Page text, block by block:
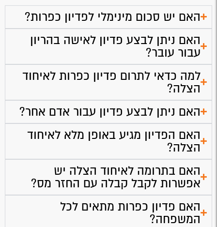
האם יש סכום מינימלי לפדיון כפרות?
האם ניתן לבצע פדיון לאישה בהריון
עבור עובר?
למה כדאי לתרום פדיון כפרות לאיחוד
הצלה?
האם ניתן לבצע פדיון עבור אדם אחר?
האם הפדיון מגיע באופן מלא לאיחוד
הצלה?
האם בתרומה לאיחוד הצלה יש
אפשרות לקבל קבלה עם החזר מס?
האם פדיון כפרות מתאים לכל
המשפחה?